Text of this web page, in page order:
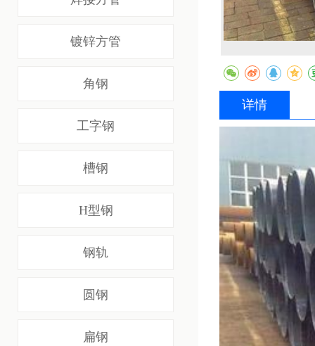
镀锌方管
角钢
工字钢
槽钢
H型钢
钢轨
圆钢
扁钢
详情